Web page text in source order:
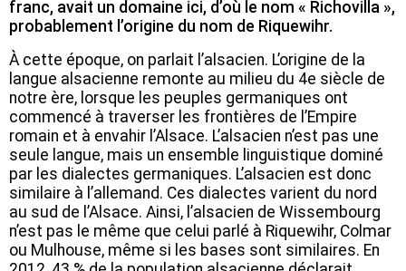
franc, avait un domaine ici, d’où le nom « Richovilla »,
probablement l’origine du nom de Riquewihr.
À cette époque, on parlait l’alsacien. L’origine de la
langue alsacienne remonte au milieu du 4e siècle de
notre ère, lorsque les peuples germaniques ont
commencé à traverser les frontières de l’Empire
romain et à envahir l’Alsace. L’alsacien n’est pas une
seule langue, mais un ensemble linguistique dominé
par les dialectes germaniques. L’alsacien est donc
similaire à l’allemand. Ces dialectes varient du nord
au sud de l’Alsace. Ainsi, l’alsacien de Wissembourg
n’est pas le même que celui parlé à Riquewihr, Colmar
ou Mulhouse, même si les bases sont similaires. En